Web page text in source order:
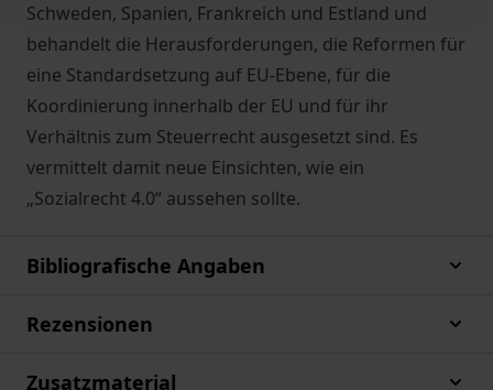
Schweden, Spanien, Frankreich und Estland und
behandelt die Herausforderungen, die Reformen für
eine Standardsetzung auf EU-Ebene, für die
Koordinierung innerhalb der EU und für ihr
Verhältnis zum Steuerrecht ausgesetzt sind. Es
vermittelt damit neue Einsichten, wie ein
„Sozialrecht 4.0“ aussehen sollte.
Bibliografische Angaben
Rezensionen
Zusatzmaterial